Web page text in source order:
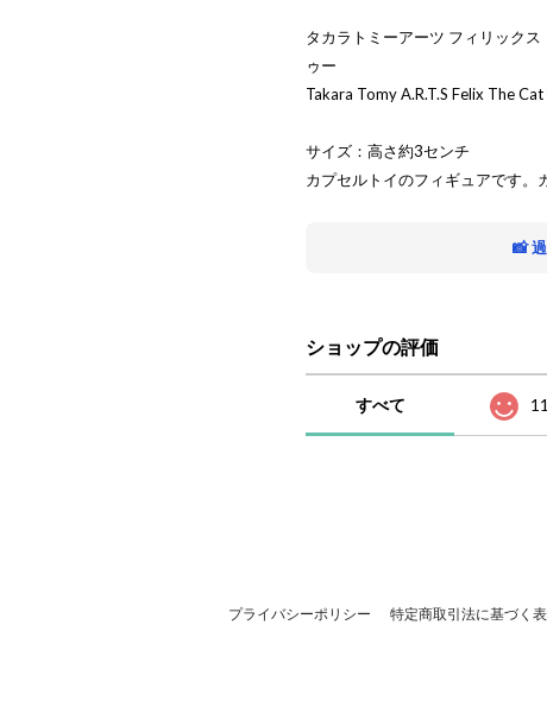
タカラトミーアーツ フィリック
ゥー
Takara Tomy A.R.T.S Felix The
サイズ：高さ約3センチ
カプセルトイのフィギュアです。
📸
ショップの評価
すべて
プライバシーポリシー 特定商取引法に基づく